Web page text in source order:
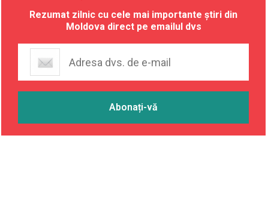
Rezumat zilnic cu cele mai importante știri din
Moldova direct pe emailul dvs